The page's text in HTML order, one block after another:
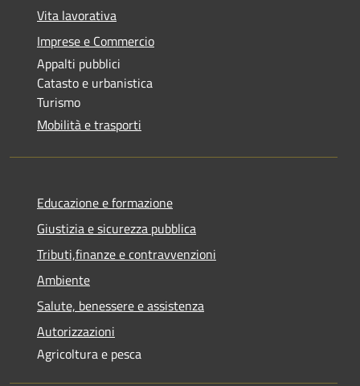
Vita lavorativa
Imprese e Commercio
Appalti pubblici
Catasto e urbanistica
Turismo
Mobilità e trasporti
Educazione e formazione
Giustizia e sicurezza pubblica
Tributi,finanze e contravvenzioni
Ambiente
Salute, benessere e assistenza
Autorizzazioni
Agricoltura e pesca